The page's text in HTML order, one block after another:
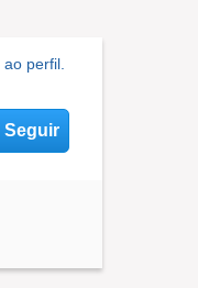
perfil.
Seguir